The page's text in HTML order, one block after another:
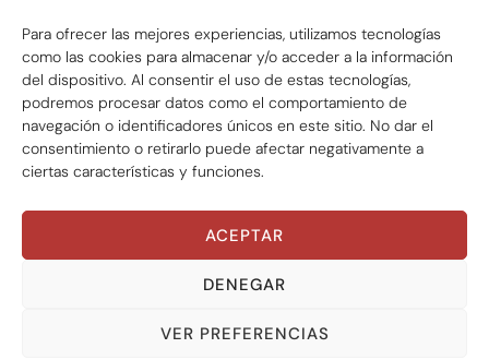
Para ofrecer las mejores experiencias, utilizamos tecnologías
como las cookies para almacenar y/o acceder a la información
del dispositivo. Al consentir el uso de estas tecnologías,
podremos procesar datos como el comportamiento de
navegación o identificadores únicos en este sitio. No dar el
consentimiento o retirarlo puede afectar negativamente a
ciertas características y funciones.
ACEPTAR
DENEGAR
VER PREFERENCIAS
Global Tax Justice © 2026. Todos los derechos
Privacy policy